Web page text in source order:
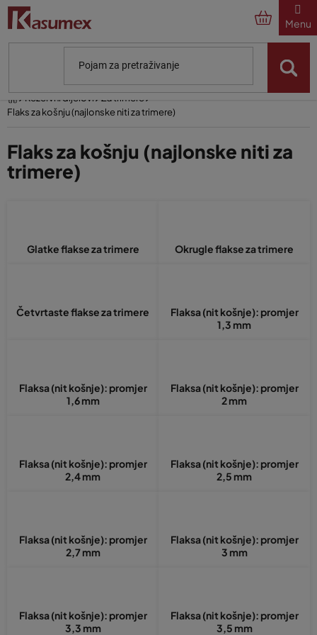
Preskoči
sadržaj
Rezervni dijelovi
Za trimere
Flaks za košnju (najlonske niti za trimere)
Flaks za košnju (najlonske niti za
trimere)
Glatke flakse za trimere Okrugle flakse za trimere
Četvrtaste flakse za trimere
Flaksa (nit košnje): promjer
1,3 mm
Flaksa (nit košnje): promjer
1,6 mm
Flaksa (nit košnje): promjer
2 mm
Flaksa (nit košnje): promjer
2,4 mm
Flaksa (nit košnje): promjer
2,5 mm
Flaksa (nit košnje): promjer
2,7 mm
Flaksa (nit košnje): promjer
3 mm
Flaksa (nit košnje): promjer
3,3 mm
Flaksa (nit košnje): promjer
3,5 mm